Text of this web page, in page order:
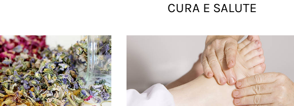
CURA E SALUTE